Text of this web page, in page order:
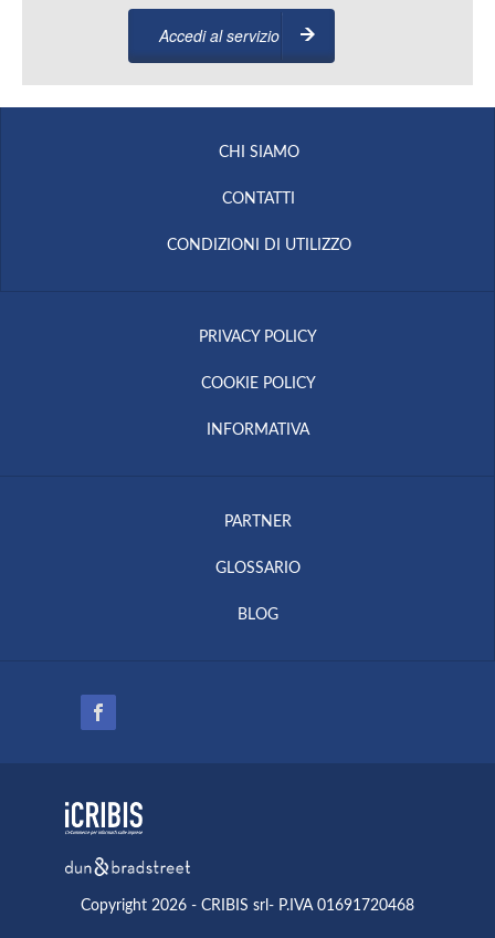
Accedi al servizio
CHI SIAMO
CONTATTI
CONDIZIONI DI UTILIZZO
PRIVACY POLICY
COOKIE POLICY
INFORMATIVA
PARTNER
GLOSSARIO
BLOG
Copyright 2026 - CRIBIS srl- P.IVA 01691720468